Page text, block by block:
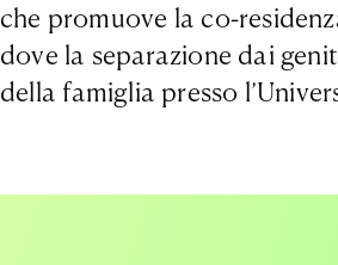
che promuove la co-
dove la separazione dai
della famiglia presso